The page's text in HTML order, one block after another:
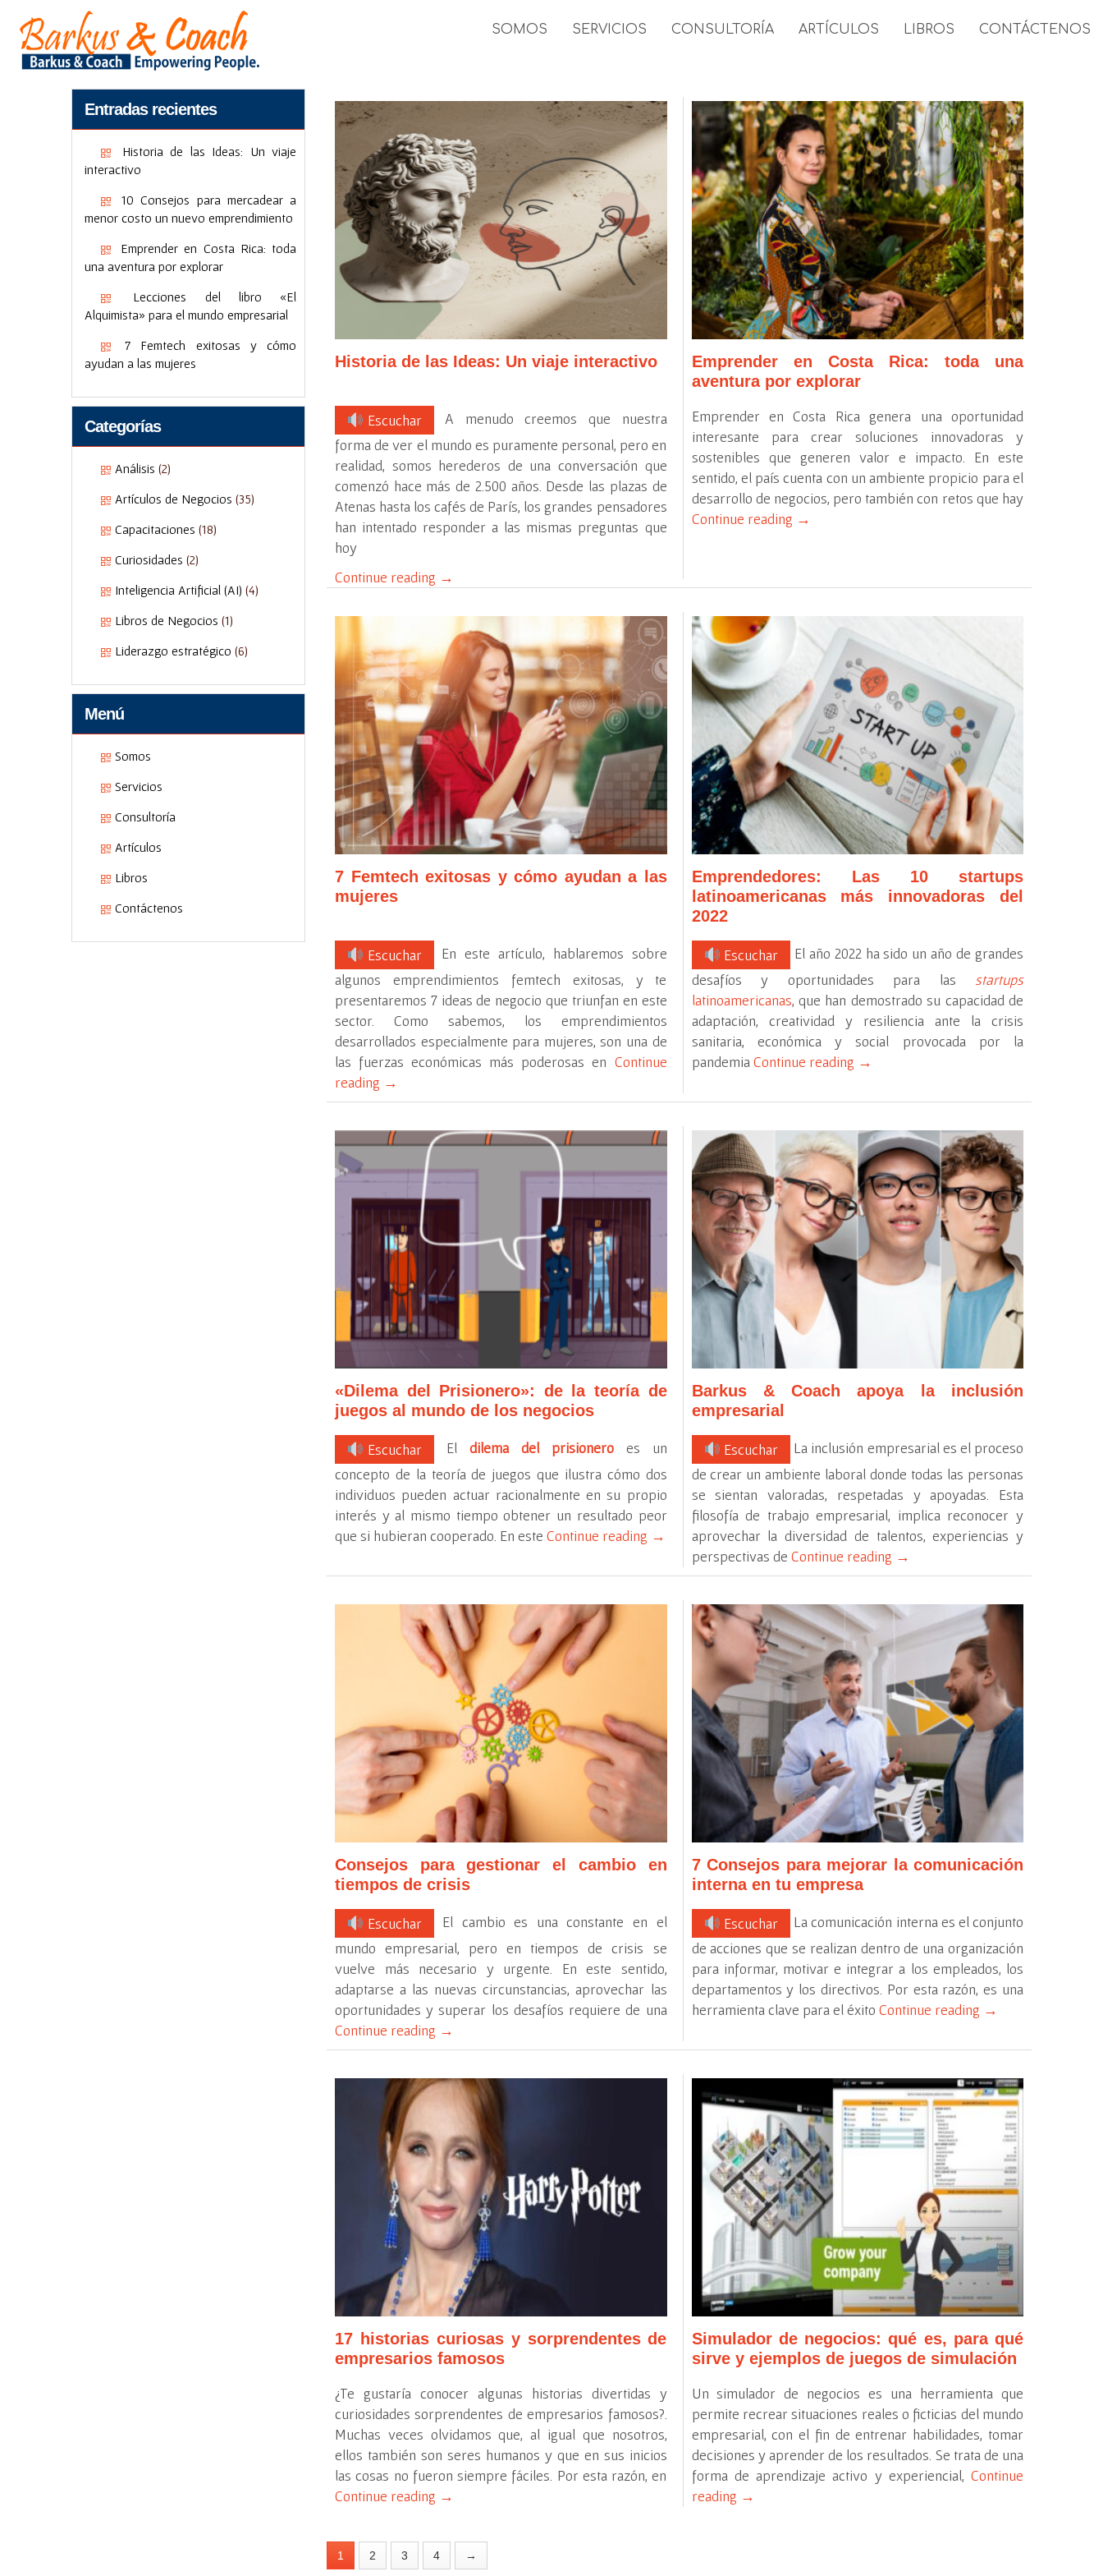
SOMOS SERVICIOS CONSULTORÍA ARTÍCULOS LIBROS CONTÁCTENOS
Entradas recientes
Historia de las Ideas: Un viaje
interactivo
10 Consejos para mercadear a
menor costo un nuevo emprendimiento
Emprender en Costa Rica: toda
una aventura por explorar
Lecciones del libro «El
Alquimista» para el mundo empresarial
7 Femtech exitosas y cómo
ayudan a las mujeres
Categorías
Análisis (2)
Artículos de Negocios (35)
Capacitaciones (18)
Curiosidades (2)
Inteligencia Artificial (AI) (4)
Libros de Negocios (1)
Liderazgo estratégico (6)
Menú
Somos
Servicios
Consultoría
Artículos
Libros
Contáctenos
Historia de las Ideas: Un viaje interactivo
Escuchar
A menudo creemos que nuestra
forma de ver el mundo es puramente personal, pero en
realidad, somos herederos de una conversación que
comenzó hace más de 2.500 años. Desde las plazas de
Atenas hasta los cafés de París, los grandes pensadores
han intentado responder a las mismas preguntas que
hoy
Continue reading →
Emprender en Costa Rica: toda una
aventura por explorar
Emprender en Costa Rica genera una oportunidad
interesante para crear soluciones innovadoras y
sostenibles que generen valor e impacto. En este
sentido, el país cuenta con un ambiente propicio para el
desarrollo de negocios, pero también con retos que hay
Continue reading →
7 Femtech exitosas y cómo ayudan a las
mujeres
Escuchar
En este artículo, hablaremos sobre
algunos emprendimientos femtech exitosas, y te
presentaremos 7 ideas de negocio que triunfan en este
sector. Como sabemos, los emprendimientos
desarrollados especialmente para mujeres, son una de
las fuerzas económicas más poderosas en Continue
reading →
Emprendedores: Las 10 startups
latinoamericanas más innovadoras del
2022
Escuchar
El año 2022 ha sido un año de grandes
desafíos y oportunidades para las
startups
latinoamericanas, que han demostrado su capacidad de
adaptación, creatividad y resiliencia ante la crisis
sanitaria, económica y social provocada por la
pandemiaContinue reading →
«Dilema del Prisionero»: de la teoría de
juegos al mundo de los negocios
Escuchar El dilema del prisioneroes un
concepto de la teoría de juegos que ilustra cómo dos
individuos pueden actuar racionalmente en su propio
interés y al mismo tiempo obtener un resultado peor
que si hubieran cooperado. En este Continue reading →
Barkus & Coach apoya la inclusión
empresarial
Escuchar
La inclusión empresarial es el proceso
de crear un ambiente laboral donde todas las personas
se sientan valoradas, respetadas y apoyadas. Esta
filosofía de trabajo empresarial, implica reconocer y
aprovechar la diversidad de talentos, experiencias y
perspectivas de Continue reading →
Consejos para gestionar el cambio en
tiempos de crisis
Escuchar
El cambio es una constante en el
mundo empresarial, pero en tiempos de crisis se
vuelve más necesario y urgente. En este sentido,
adaptarse a las nuevas circunstancias, aprovechar las
oportunidades y superar los desafíos requiere de una
Continue reading →
7 Consejos para mejorar la comunicación
interna en tu empresa
Escuchar
La comunicación interna es el conjunto
de acciones que se realizan dentro de una organización
para informar, motivar e integrar a los empleados, los
departamentos y los directivos. Por esta razón, es una
herramienta clave para el éxito Continue reading →
17 historias curiosas y sorprendentes de
empresarios famosos
¿Te gustaría conocer algunas historias divertidas y
curiosidades sorprendentes de empresarios famosos?.
Muchas veces olvidamos que, al igual que nosotros,
ellos también son seres humanos y que en sus inicios
las cosas no fueron siempre fáciles. Por esta razón, en
Continue reading →
Simulador de negocios: qué es, para qué
sirve y ejemplos de juegos de simulación
Un simulador de negocios es una herramienta que
permite recrear situaciones reales o ficticias del mundo
empresarial, con el fin de entrenar habilidades, tomar
decisiones y aprender de los resultados. Se trata de una
forma de aprendizaje activo y experiencial, Continue
reading →
1 2 3 4 →